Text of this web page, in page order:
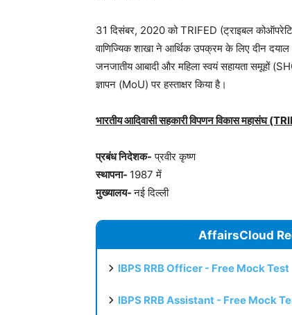
31 दिसंबर, 2020 को TRIFED (ट्राइबल
वाणिज्यिक शाखा ने आर्थिक उपक्रम के लिए दीन
जनजातीय आबादी और महिला स्वयं सहायता समूहों
ज्ञापन (MoU) पर हस्ताक्षर किया है।
भारतीय आदिवासी सहकारी विपणन विकास महासंघ
प्रबंध निदेशक- प्रवीर कृष्ण
स्थापना- 1987 में
मुख्यालय-नई दिल्ली
AffairsCloud
IBPS RRB Officer - Free Mock Test
IBPS RRB Assistant - Free Mock